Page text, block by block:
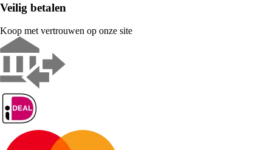
Veilig betalen
Koop met vertrouwen op onze site